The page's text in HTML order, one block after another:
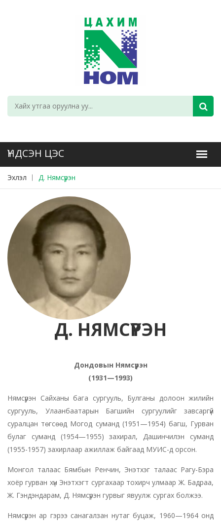
Эхлэл Д. Нямсүрэн
Д. НЯМСҮРЭН
Дондовын Нямсүрэн
(1931—1993)
Нямсүрэн Сайханы бага сургууль, Булганы долоон жилийн
сургууль, Улаанбаатарын Багшийн сургуулийг завсаргүй
суралцан төгсөөд Могод суманд (1951—1954) багш, Гурван
булаг суманд (1954—1955) захирал, Дашинчилэн суманд
(1955-1957) захирлаар ажиллаж байгаад МУИС-д орсон.
Монгол талаас Бямбын Ренчин, Энэтхэг талаас Рагу-Бэра
хоёр гурван хүн Энэтхэгт сургахаар тохирч улмаар Ж. Бадраа,
Ж. Гэндэндарам, Д. Нямсүрэн гурвыг явуулж сургах болжээ.
Нямсүрэн ар гэрээ санагалзан нутаг буцаж, 1960—1964 онд